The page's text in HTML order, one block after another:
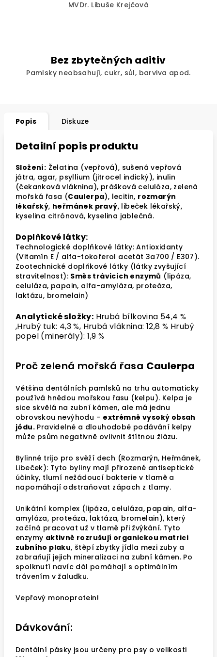
MVDr. Libuše Krejčová
Bez zbytečných aditiv
Pamlsky neobsahují, cukr, sůl, barviva apod.
Popis Diskuze
Detailní popis produktu
Složení: Želatina (vepřová), sušená vepřová
játra, agar, psyllium (jitrocel indický), inulin
(čekanková vláknina), prášková celulóza, zelená
mořská řasa (Caulerpa), lecitin, rozmarýn
lékařský, heřmánek pravý, libeček lékařský,
kyselina citrónová, kyselina jablečná.
Doplňkové látky:
Technologické doplňkové látky: Antioxidanty
(Vitamín E / alfa-tokoferol acetát 3a700 / E307).
Zootechnické doplňkové látky (látky zvyšující
stravitelnost): Směs trávicích enzymů (lipáza,
celuláza, papain, alfa-amyláza, proteáza,
laktázu, bromelain)
Analytické složky: Hrubá bílkovina 54,4 %
,Hrubý tuk: 4,3 %, Hrubá vláknina: 12,8 % Hrubý
popel (minerály): 1,9 %
Proč zelená mořská řasa Caulerpa
Většina dentálních pamlsků na trhu automaticky
používá hnědou mořskou řasu (kelpu). Kelpa je
sice skvělá na zubní kámen, ale má jednu
obrovskou nevýhodu – extrémně vysoký obsah
jódu. Pravidelné a dlouhodobé podávání kelpy
může psům negativně ovlivnit štítnou žlázu.
Bylinné trijo pro svěží dech (Rozmarýn, Heřmánek,
Libeček): Tyto byliny mají přirozené antiseptické
účinky, tlumí nežádoucí bakterie v tlamě a
napomáhají odstraňovat zápach z tlamy.
Unikátní komplex (lipáza, celuláza, papain, alfa-
amyláza, proteáza, laktáza, bromelain), který
začíná pracovat už v tlamě při žvýkání. Tyto
enzymy aktivně rozrušují organickou matrici
zubního plaku, štěpí zbytky jídla mezi zuby a
zabraňují jejich mineralizaci na zubní kámen. Po
spolknutí navíc dál pomáhají s optimálním
trávením v žaludku.
Vepřový monoprotein!
Dávkování:
Dentální pásky jsou určeny pro psy o velikosti